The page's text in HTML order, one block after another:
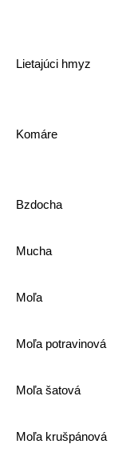
Lietajúci hmyz
Komáre
Bzdocha
Mucha
Moľa
Moľa potravinová
Moľa šatová
Moľa krušpánová